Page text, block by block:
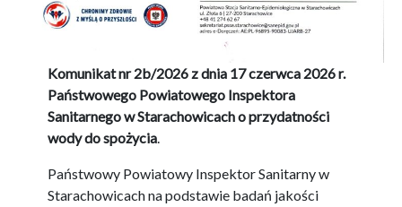
Komunikat nr 2b/2026 z dnia 17 czerwca 2026 r.
Państwowego Powiatowego Inspektora
Sanitarnego w Starachowicach o przydatności
wody do spożycia.
Państwowy Powiatowy Inspektor Sanitarny w
Starachowicach na podstawie badań jakości